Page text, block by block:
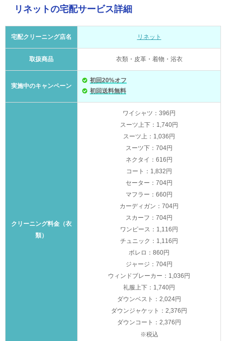
リネットの宅配サービス詳細
宅配クリーニング店名 リネット
取扱商品 衣類・皮革・着物・浴衣
実施中のキャンペーン
初回20%オフ
初回送料無料
クリーニング料金（衣
類）
ワイシャツ：396円
スーツ上下：1,740円
スーツ上：1,036円
スーツ下：704円
ネクタイ：616円
コート：1,832円
セーター：704円
マフラー：660円
カーディガン：704円
スカーフ：704円
ワンピース：1,116円
チュニック：1,116円
ボレロ：860円
ジャージ：704円
ウィンドブレーカー：1,036円
礼服上下：1,740円
ダウンベスト：2,024円
ダウンジャケット：2,376円
ダウンコート：2,376円
※税込